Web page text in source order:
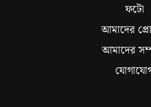
ফটো
আমাদের
আমাদের